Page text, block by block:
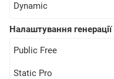
Dynamic
Налаштування генерації
Public Free
Static Pro